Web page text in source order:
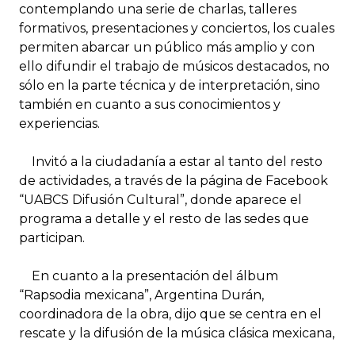
contemplando una serie de charlas, talleres
formativos, presentaciones y conciertos, los cuales
permiten abarcar un público más amplio y con
ello difundir el trabajo de músicos destacados, no
sólo en la parte técnica y de interpretación, sino
también en cuanto a sus conocimientos y
experiencias.
Invitó a la ciudadanía a estar al tanto del resto
de actividades, a través de la página de Facebook
“UABCS Difusión Cultural”, donde aparece el
programa a detalle y el resto de las sedes que
participan.
En cuanto a la presentación del álbum
“Rapsodia mexicana”, Argentina Durán,
coordinadora de la obra, dijo que se centra en el
rescate y la difusión de la música clásica mexicana,